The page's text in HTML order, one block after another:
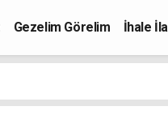
Gezelim Görelim
İhale